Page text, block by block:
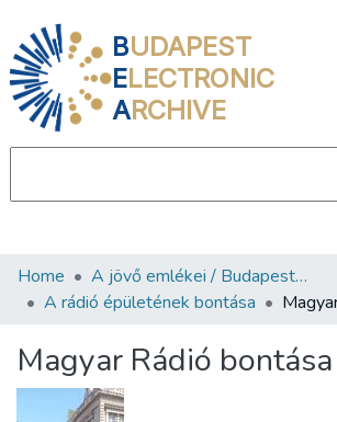
BUDAPEST
ELECTRONIC
ARCHIVE
Communities & Collections
Statistics
About us
Home
A jövő emlékei / Budapest ma
A rádió épületének bontása
Magyar Rádió bontása